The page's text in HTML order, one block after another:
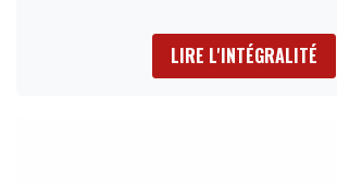
LIRE L'INTÉGRALITÉ